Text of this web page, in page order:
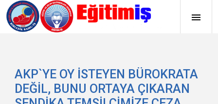
AKP`YE OY İSTEYEN BÜROKRATA
DEĞİL, BUNU ORTAYA ÇIKARAN